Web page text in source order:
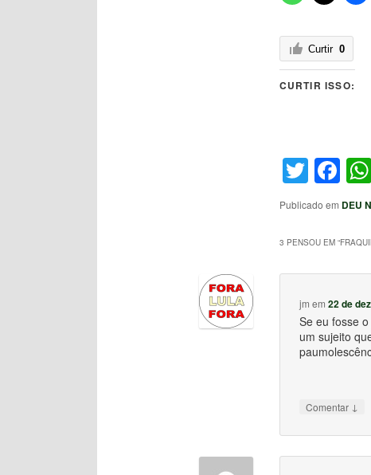
Curtir 0
CURTIR ISSO:
Publicado em DEU
3 PENSOU EM “
jm em22 de
Se eu fosse
um sujeito
Comentar ↓